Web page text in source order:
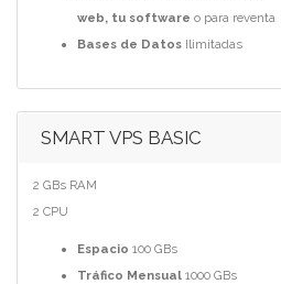
web, tu software o para reventa
Bases de Datos Ilimitadas
SMART VPS BASIC
2 GBs RAM
2 CPU
Espacio 100 GBs
Tráfico Mensual 1000 GBs